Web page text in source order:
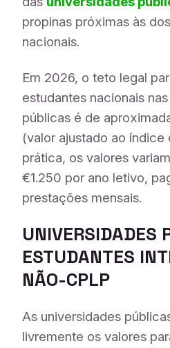
propinas próximas às
nacionais.
Em 2026, o teto legal
estudantes nacionais
públicas é de
(valor ajustado ao índice
prática, os valores
€1.250 por ano letivo,
prestações mensais.
UNIVERSIDADES
ESTUDANTES
NÃO-CPLP
As universidades
livremente os valores